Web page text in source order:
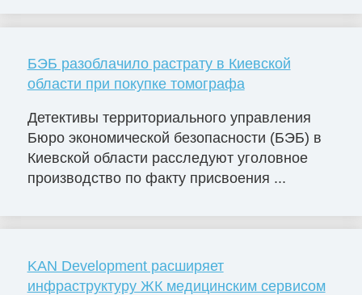
БЭБ разоблачило растрату в Киевской
области при покупке томографа
Детективы территориального управления
Бюро экономической безопасности (БЭБ) в
Киевской области расследуют уголовное
производство по факту присвоения ...
KAN Development расширяет
инфраструктуру ЖК медицинским сервисом